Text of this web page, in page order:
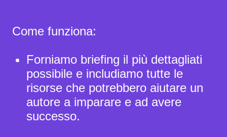
Come funziona:
Forniamo briefing il più dettagliati
possibile e includiamo tutte le
risorse che potrebbero aiutare un
autore a imparare e ad avere
successo.